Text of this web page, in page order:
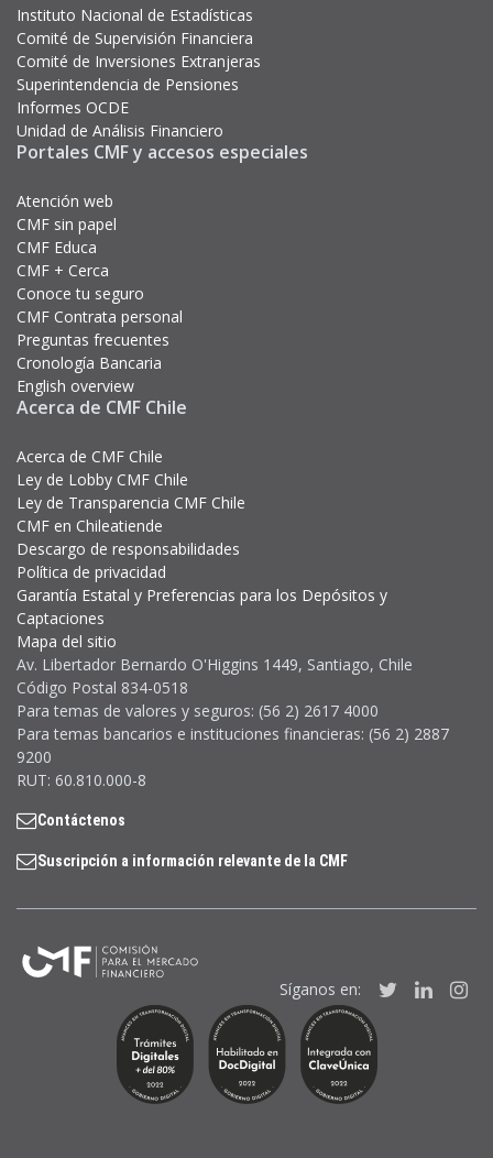
Instituto Nacional de Estadísticas
Comité de Supervisión Financiera
Comité de Inversiones Extranjeras
Superintendencia de Pensiones
Informes OCDE
Unidad de Análisis Financiero
Portales CMF y accesos especiales
Atención web
CMF sin papel
CMF Educa
CMF + Cerca
Conoce tu seguro
CMF Contrata personal
Preguntas frecuentes
Cronología Bancaria
English overview
Acerca de CMF Chile
Acerca de CMF Chile
Ley de Lobby CMF Chile
Ley de Transparencia CMF Chile
CMF en Chileatiende
Descargo de responsabilidades
Política de privacidad
Garantía Estatal y Preferencias para los Depósitos y
Captaciones
Mapa del sitio
Av. Libertador Bernardo O'Higgins 1449, Santiago, Chile
Código Postal 834-0518
Para temas de valores y seguros: (56 2) 2617 4000
Para temas bancarios e instituciones financieras: (56 2) 2887
9200
RUT: 60.810.000-8
Contáctenos
Suscripción a información relevante de la CMF
Síganos en: Twitter